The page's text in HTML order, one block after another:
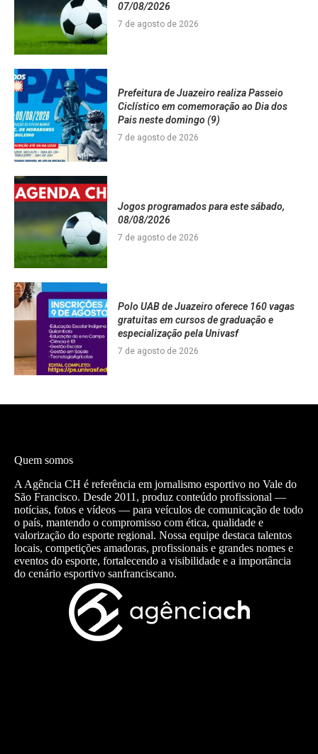
07/08/2026
7 de agosto de 2026
Prefeitura de Juazeiro realiza Passeio
Ciclístico em comemoração ao Dia dos
Pais neste domingo (9)
7 de agosto de 2026
Jogos programados para este sábado,
08/08/2026
7 de agosto de 2026
Polo UAB de Juazeiro oferece 160 vagas
gratuitas em cursos de graduação e
especialização pela Univasf
7 de agosto de 2026
Quem somos
A Agência CH é referência em jornalismo esportivo no Vale do
São Francisco. Desde 2011, produz conteúdo profissional —
notícias, fotos e vídeos — para veículos de comunicação de todo
o país, mantendo o compromisso com ética, qualidade e
valorização do esporte regional. Nossa equipe destaca talentos
locais, competições amadoras, profissionais e grandes nomes e
eventos do esporte, fortalecendo a visibilidade e a importância
do cenário esportivo sanfranciscano.